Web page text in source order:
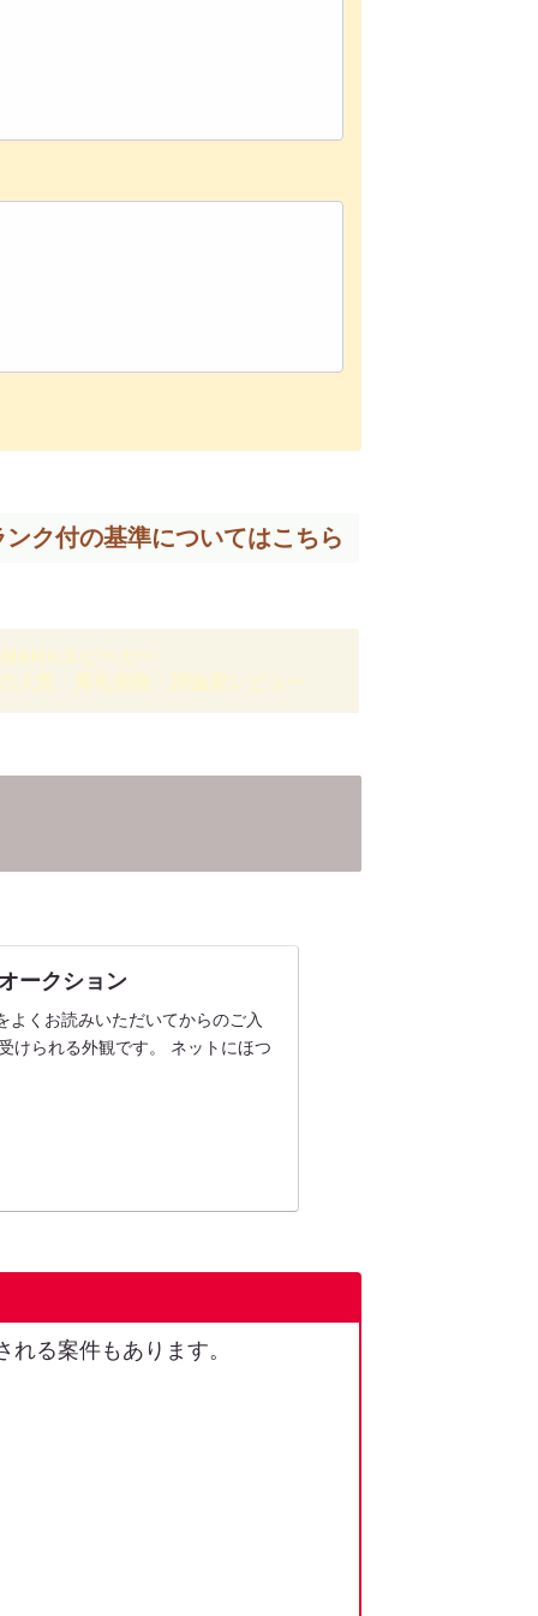
ク付の基準についてはこちら
スピーカー
人気・落札価格・評論家レビュー
ークション
くお読みいただいてからのご入
られる外観です。 ネットにほつ
る案件もあります。